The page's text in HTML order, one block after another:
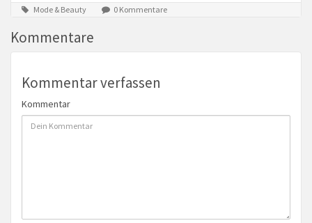
Mode & Beauty 0 Kommentare
Kommentare
Kommentar verfassen
Kommentar